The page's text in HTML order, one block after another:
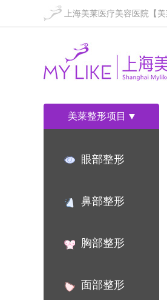
上海美莱医疗美容医院【
美莱整形项目
眼部整形
鼻部整形
胸部整形
面部整形